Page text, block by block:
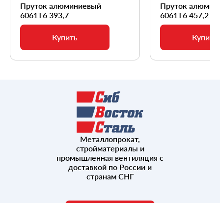
Пруток алюминиевый
6061Т6 393,7
Купить
Пруток
6061Т6 457,2
Купить
Металлопрокат,
стройматериалы и
промышленная вентиляция с
доставкой по России и
странам СНГ